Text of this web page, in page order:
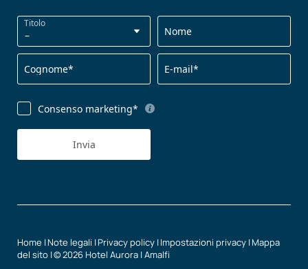
Titolo
Nome
Cognome* E-mail*
Consenso marketing*
Invia
Home |Note legali |Privacy policy |Impostazioni privacy |Mappa
del sito |© 2026 Hotel Aurora | Amalfi